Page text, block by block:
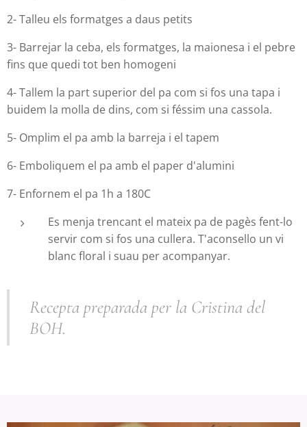
2- Talleu els formatges a daus petits
3- Barrejar la ceba, els formatges, la maionesa i el pebre
fins que quedi tot ben homogeni
4- Tallem la part superior del pa com si fos una tapa i
buidem la molla de dins, com si féssim una cassola.
5- Omplim el pa amb la barreja i el tapem
6- Emboliquem el pa amb el paper d'alumini
7- Enfornem el pa 1h a 180C
Es menja trencant el mateix pa de pagès fent-lo
servir com si fos una cullera. T'aconsello un vi
blanc floral i suau per acompanyar.
Recepta preparada per la Cristina del
BOH.